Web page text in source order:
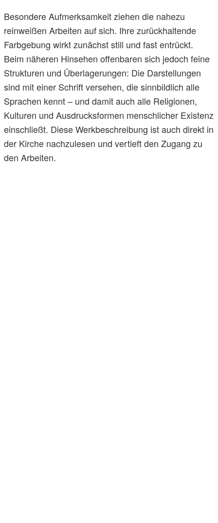
Besondere Aufmerksamkeit ziehen die nahezu
reinweißen Arbeiten auf sich. Ihre zurückhaltende
Farbgebung wirkt zunächst still und fast entrückt.
Beim näheren Hinsehen offenbaren sich jedoch feine
Strukturen und Überlagerungen: Die Darstellungen
sind mit einer Schrift versehen, die sinnbildlich alle
Sprachen kennt – und damit auch alle Religionen,
Kulturen und Ausdrucksformen menschlicher Existenz
einschließt. Diese Werkbeschreibung ist auch direkt in
der Kirche nachzulesen und vertieft den Zugang zu
den Arbeiten.